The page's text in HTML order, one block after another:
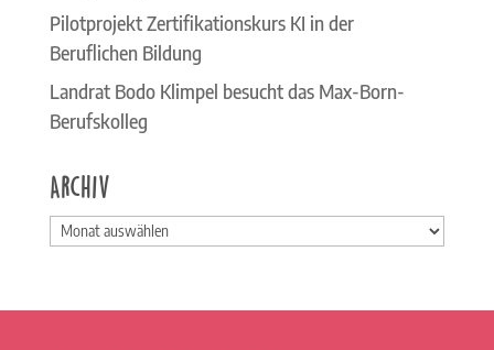
Pilotprojekt Zertifikationskurs KI in der
Beruflichen Bildung
Landrat Bodo Klimpel besucht das Max-Born-
Berufskolleg
Archiv
Archiv